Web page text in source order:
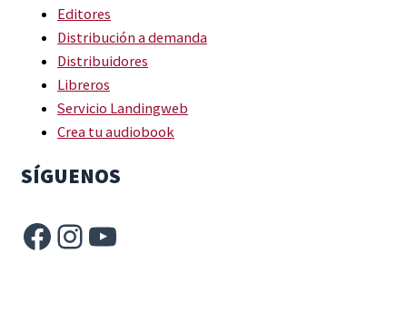
Editores
Distribución a demanda
Distribuidores
Libreros
Servicio Landingweb
Crea tu audiobook
SÍGUENOS